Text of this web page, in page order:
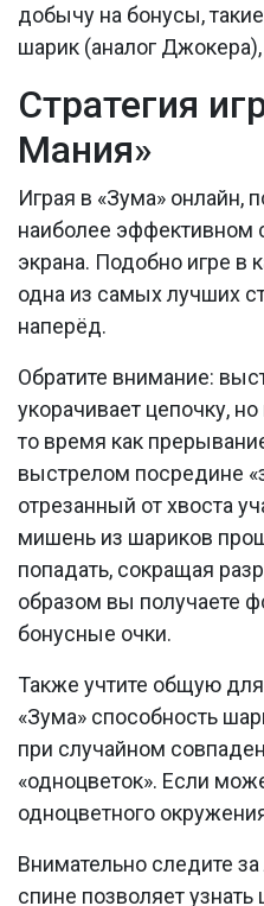
добычу на бонусы,
шарик (аналог
Стратегия
Мания»
Играя в «Зума» онлайн,
наиболее эффективном
экрана. Подобно игре в
одна из самых лучших
наперёд.
Обратите внимание:
укорачивает цепочку,
то время как
выстрелом посредине
отрезанный от хвоста
мишень из шариков
попадать, сокращая
образом вы получаете
бонусные очки.
Также учтите общую
«Зума» способность
при случайном
«одноцветок». Если
одноцветного
Внимательно следите
спине позволяет